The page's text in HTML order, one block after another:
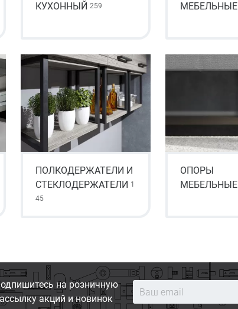
КУХОННЫЙ 259
МЕБЕЛЬНЫЕ
ПОЛКОДЕРЖАТЕЛИ И
СТЕКЛОДЕРЖАТЕЛИ 1
45
ОПОРЫ
МЕБЕЛЬНЫЕ
на розничную
акций и новинок